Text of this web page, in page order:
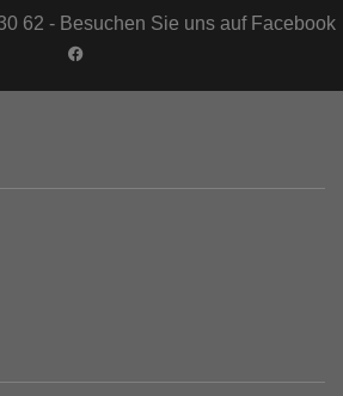
62 - Besuchen Sie uns auf Facebook